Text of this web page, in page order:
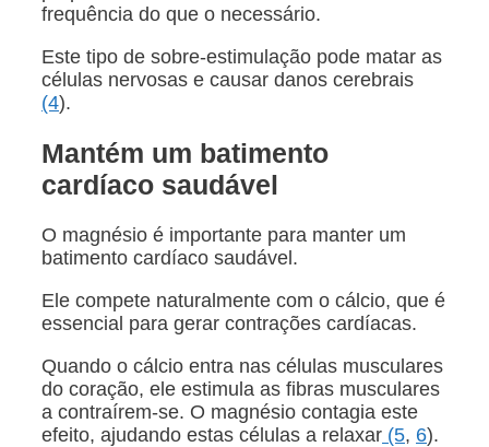
frequência do que o necessário.
Este tipo de sobre-estimulação pode matar as
células nervosas e causar danos cerebrais
(4).
Mantém um batimento
cardíaco saudável
O magnésio é importante para manter um
batimento cardíaco saudável.
Ele compete naturalmente com o cálcio, que é
essencial para gerar contrações cardíacas.
Quando o cálcio entra nas células musculares
do coração, ele estimula as fibras musculares
a contraírem-se. O magnésio contagia este
efeito, ajudando estas células a relaxar (5, 6).